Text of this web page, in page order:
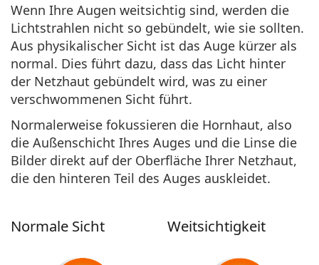
Wenn Ihre Augen weitsichtig sind, werden die
Lichtstrahlen nicht so gebündelt, wie sie sollten.
Aus physikalischer Sicht ist das Auge kürzer als
normal. Dies führt dazu, dass das Licht hinter
der Netzhaut gebündelt wird, was zu einer
verschwommenen Sicht führt.
Normalerweise fokussieren die Hornhaut, also
die Außenschicht Ihres Auges und die Linse die
Bilder direkt auf der Oberfläche Ihrer Netzhaut,
die den hinteren Teil des Auges auskleidet.
Normale Sicht Weitsichtigkeit